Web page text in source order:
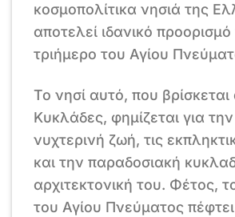
κοσμοπολίτικα νησιά της
αποτελεί ιδανικό προορισμό
τριήμερο του Αγίου
Το νησί αυτό, που βρίσκεται
Κυκλάδες, φημίζεται για
νυχτερινή ζωή, τις
και την παραδοσιακή
αρχιτεκτονική του. Φέτος,
του Αγίου Πνεύματος